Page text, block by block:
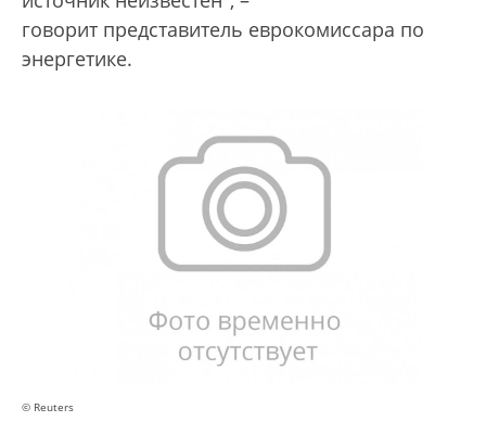
говорит представитель еврокомиссара по
энергетике.
© Reuters